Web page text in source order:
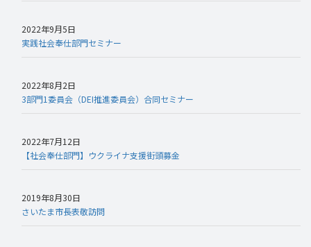
2022年9月5日
実践社会奉仕部門セミナー
2022年8月2日
3部門1委員会（DEI推進委員会）合同セミナー
2022年7月12日
【社会奉仕部門】ウクライナ支援街頭募金
2019年8月30日
さいたま市長表敬訪問